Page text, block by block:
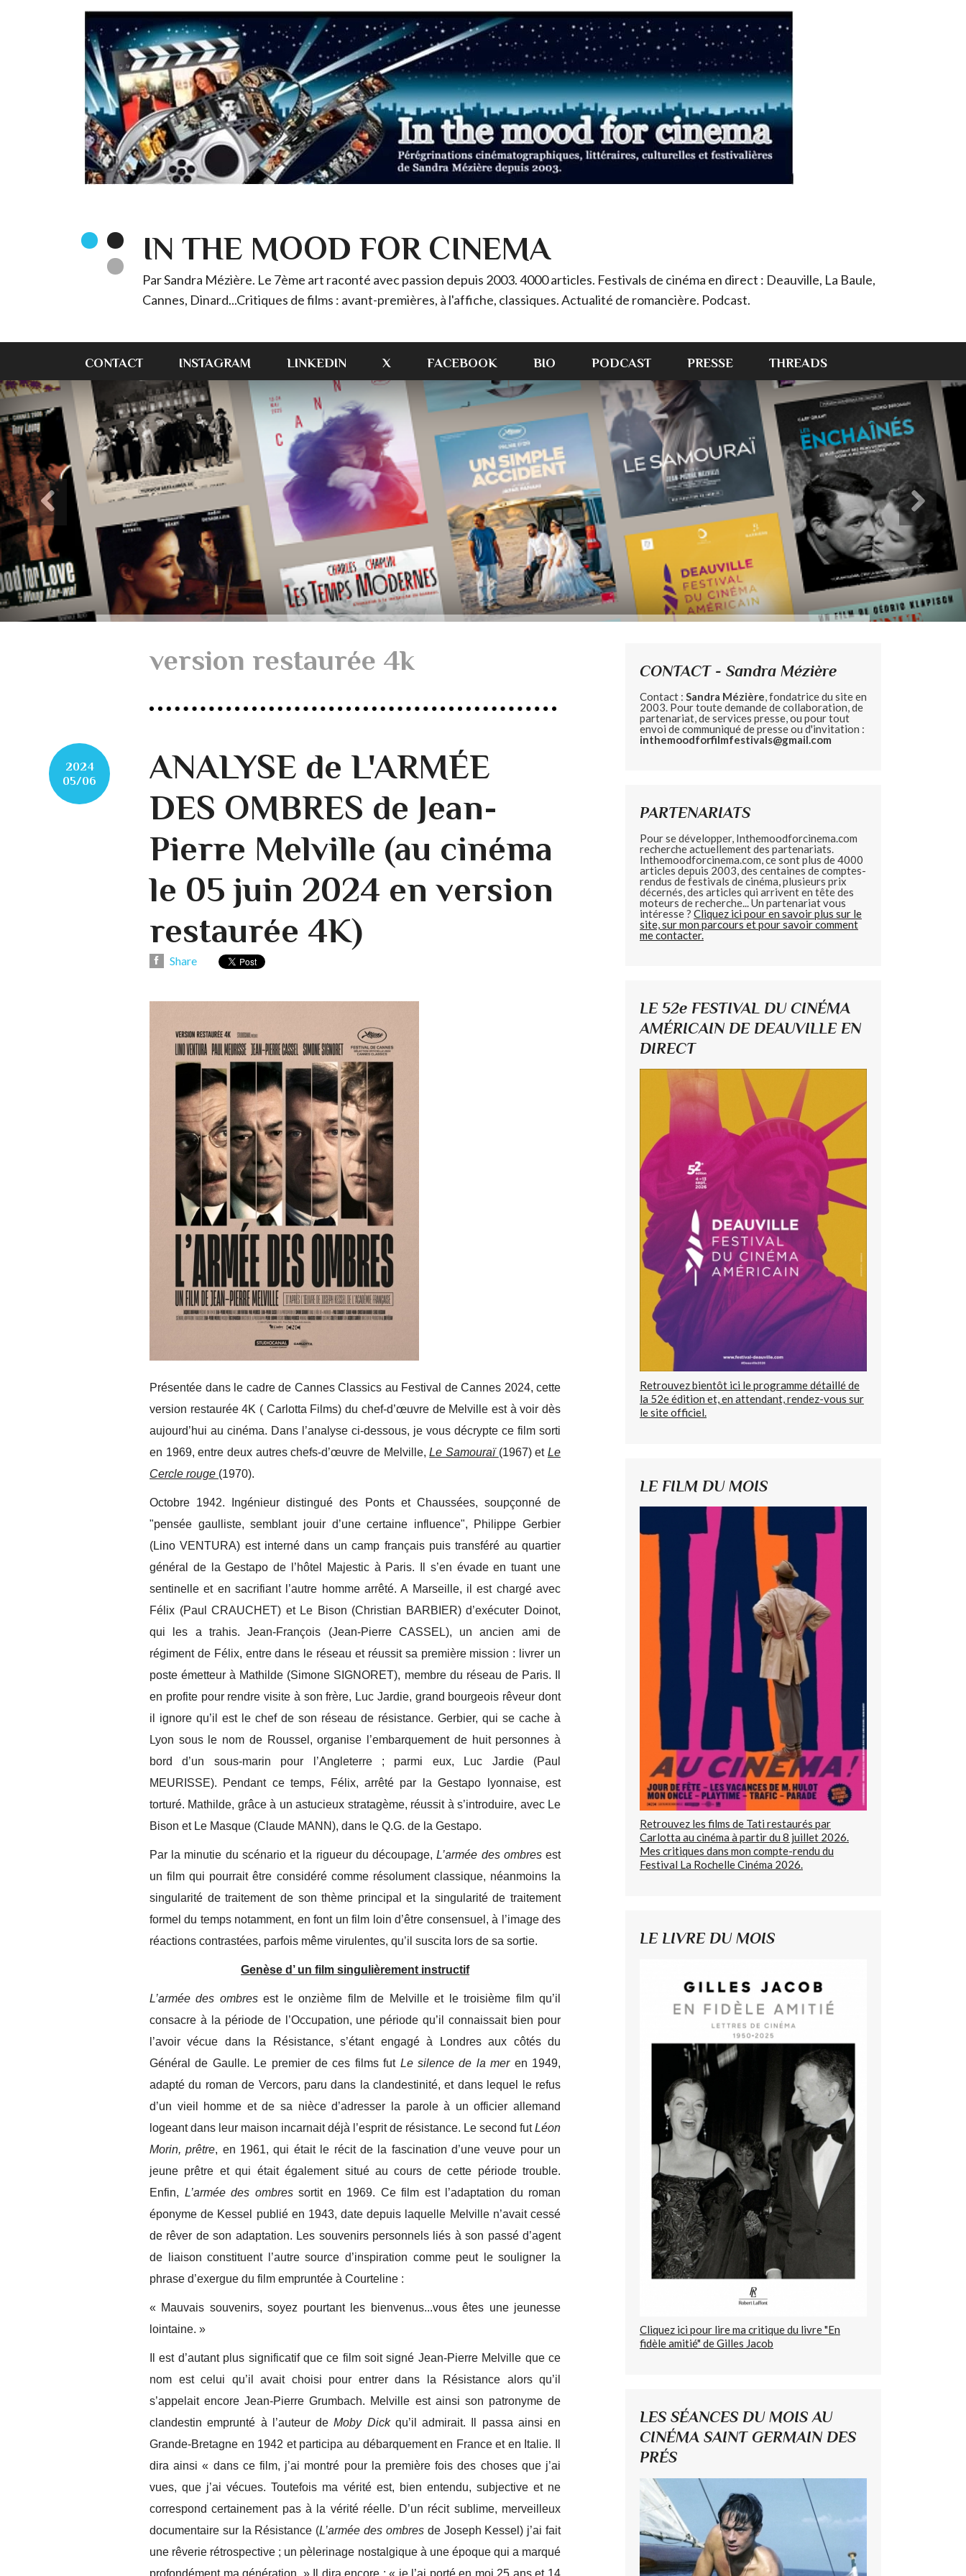
IN THE MOOD FOR CINEMA
Par Sandra Mézière. Le 7ème art raconté avec passion depuis 2003. 4000 articles. Festivals de cinéma en direct : Deauville, La Baule,
Cannes, Dinard...Critiques de films : avant-premières, à l'affiche, classiques. Actualité de romancière. Podcast.
CONTACT INSTAGRAM LINKEDIN X FACEBOOK BIO PODCAST PRESSE THREADS
version restaurée 4k
2024
05/06
ANALYSE de L'ARMÉE
DES OMBRES de Jean-
Pierre Melville (au cinéma
le 05 juin 2024 en version
restaurée 4K)
Share
Présentée dans le cadre de Cannes Classics au Festival de Cannes 2024, cette
version restaurée 4K ( Carlotta Films) du chef-d’œuvre de Melville est à voir dès
aujourd’hui au cinéma. Dans l’analyse ci-dessous, je vous décrypte ce film sorti
en 1969, entre deux autres chefs-d’œuvre de Melville,Le Samouraï (1967) etLe
Cercle rouge (1970).
Octobre 1942. Ingénieur distingué des Ponts et Chaussées, soupçonné de
"pensée gaulliste, semblant jouir d’une certaine influence", Philippe Gerbier
(Lino VENTURA) est interné dans un camp français puis transféré au quartier
général de la Gestapo de l’hôtel Majestic à Paris. Il s’en évade en tuant une
sentinelle et en sacrifiant l’autre homme arrêté. A Marseille, il est chargé avec
Félix (Paul CRAUCHET) et Le Bison (Christian BARBIER) d’exécuter Doinot,
qui les a trahis. Jean-François (Jean-Pierre CASSEL), un ancien ami de
régiment de Félix, entre dans le réseau et réussit sa première mission : livrer un
poste émetteur à Mathilde (Simone SIGNORET), membre du réseau de Paris. Il
en profite pour rendre visite à son frère, Luc Jardie, grand bourgeois rêveur dont
il ignore qu’il est le chef de son réseau de résistance. Gerbier, qui se cache à
Lyon sous le nom de Roussel, organise l’embarquement de huit personnes à
bord d’un sous-marin pour l’Angleterre ; parmi eux, Luc Jardie (Paul
MEURISSE). Pendant ce temps, Félix, arrêté par la Gestapo lyonnaise, est
torturé. Mathilde, grâce à un astucieux stratagème, réussit à s’introduire, avec Le
Bison et Le Masque (Claude MANN), dans le Q.G. de la Gestapo.
Par la minutie du scénario et la rigueur du découpage,L’armée des ombresest
un film qui pourrait être considéré comme résolument classique, néanmoins la
singularité de traitement de son thème principal et la singularité de traitement
formel du temps notamment, en font un film loin d’être consensuel, à l’image des
réactions contrastées, parfois même virulentes, qu’il suscita lors de sa sortie.
Genèse d’ un film singulièrement instructif
L’armée des ombresest le onzième film de Melville et le troisième film qu’il
consacre à la période de l’Occupation, une période qu’il connaissait bien pour
l’avoir vécue dans la Résistance, s’étant engagé à Londres aux côtés du
Général de Gaulle. Le premier de ces films fut Le silence de la meren 1949,
adapté du roman de Vercors, paru dans la clandestinité, et dans lequel le refus
d’un vieil homme et de sa nièce d’adresser la parole à un officier allemand
logeant dans leur maison incarnait déjà l’esprit de résistance. Le second futLéon
Morin, prêtre, en 1961, qui était le récit de la fascination d’une veuve pour un
jeune prêtre et qui était également situé au cours de cette période trouble.
Enfin, L’armée des ombressortit en 1969. Ce film est l’adaptation du roman
éponyme de Kessel publié en 1943, date depuis laquelle Melville n’avait cessé
de rêver de son adaptation. Les souvenirs personnels liés à son passé d’agent
de liaison constituent l’autre source d’inspiration comme peut le souligner la
phrase d’exergue du film empruntée à Courteline :
« Mauvais souvenirs, soyez pourtant les bienvenus...vous êtes une jeunesse
lointaine. »
Il est d’autant plus significatif que ce film soit signé Jean-Pierre Melville que ce
nom est celui qu’il avait choisi pour entrer dans la Résistance alors qu’il
s’appelait encore Jean-Pierre Grumbach. Melville est ainsi son patronyme de
clandestin emprunté à l’auteur deMoby Dickqu’il admirait. Il passa ainsi en
Grande-Bretagne en 1942 et participa au débarquement en France et en Italie. Il
dira ainsi « dans ce film, j’ai montré pour la première fois des choses que j’ai
vues, que j’ai vécues. Toutefois ma vérité est, bien entendu, subjective et ne
correspond certainement pas à la vérité réelle. D’un récit sublime, merveilleux
documentaire sur la Résistance (L’armée des ombresde Joseph Kessel) j’ai fait
une rêverie rétrospective ; un pèlerinage nostalgique à une époque qui a marqué
CONTACT - Sandra Mézière
Contact : Sandra Mézière, fondatrice du site en
2003. Pour toute demande de collaboration, de
partenariat, de services presse, ou pour tout
envoi de communiqué de presse ou d'invitation :
inthemoodforfilmfestivals@gmail.com
PARTENARIATS
Pour se développer, Inthemoodforcinema.com
recherche actuellement des partenariats.
Inthemoodforcinema.com, ce sont plus de 4000
articles depuis 2003, des centaines de comptes-
rendus de festivals de cinéma, plusieurs prix
décernés, des articles qui arrivent en tête des
moteurs de recherche... Un partenariat vous
intéresse ? Cliquez ici pour en savoir plus sur le
site, sur mon parcours et pour savoir comment
me contacter.
LE 52e FESTIVAL DU CINÉMA
AMÉRICAIN DE DEAUVILLE EN
DIRECT
Retrouvez bientôt ici le programme détaillé de
la 52e édition et, en attendant, rendez-vous sur
le site officiel.
LE FILM DU MOIS
Retrouvez les films de Tati restaurés par
Carlotta au cinéma à partir du 8 juillet 2026.
Mes critiques dans mon compte-rendu du
Festival La Rochelle Cinéma 2026.
LE LIVRE DU MOIS
Cliquez ici pour lire ma critique du livre "En
fidèle amitié" de Gilles Jacob
LES SÉANCES DU MOIS AU
CINÉMA SAINT GERMAIN DES
PRÉS